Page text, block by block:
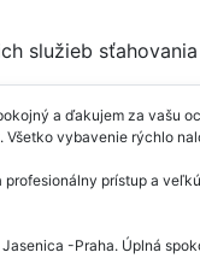
služieb
a ďakujem za vašu
Všetko vybavenie rýchlo
profesionálny prístup a
-Praha. Úplná